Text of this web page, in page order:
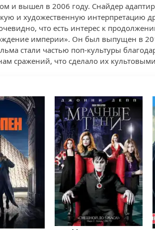
и вышел в 2006 году. Снайдер
и художественную интерпретацию
что есть интерес к
империи». Он был выпущен в
стали частью поп-культуры
сражений, что сделало их